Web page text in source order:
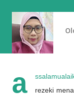
a
rezeki